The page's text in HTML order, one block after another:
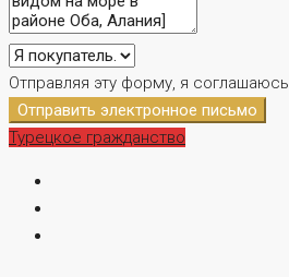
Отправляя эту форму, я соглашаюсь
Отправить электронное письмо
Турецкое гражданство